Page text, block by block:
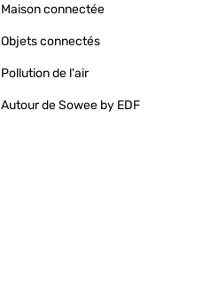
Maison connectée
Objets connectés
Pollution de l'air
Autour de Sowee by EDF